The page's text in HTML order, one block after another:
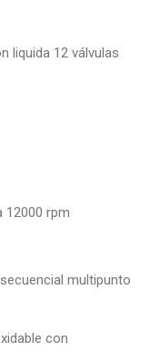
liquida 12 válvulas
12000 rpm
multipunto
con